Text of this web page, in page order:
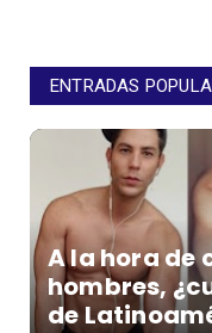
ENTRADAS
A la hora de
hombres,
de